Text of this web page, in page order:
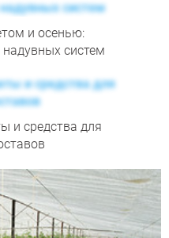
и осенью:
систем
и средства для